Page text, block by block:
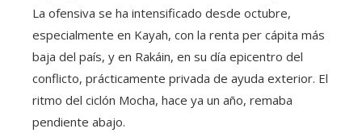
La ofensiva se ha intensificado desde octubre,
especialmente en Kayah, con la renta per cápita más
baja del país, y en Rakáin, en su día epicentro del
conflicto, prácticamente privada de ayuda exterior. El
ritmo del ciclón Mocha, hace ya un año, remaba
pendiente abajo.